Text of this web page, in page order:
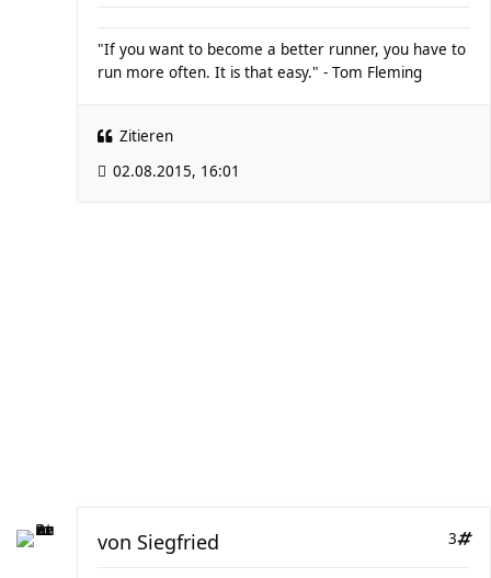
"If you want to become a better runner, you have to
run more often. It is that easy." - Tom Fleming
Zitieren
02.08.2015, 16:01
3
von Siegfried